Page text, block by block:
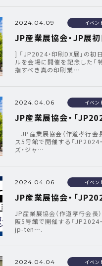
2024.04.09 イベン
JP産業展協会・JP展
] 「JP2024・印刷DX展」の
ルを会場に開催を記念した「
指すべき真の印刷業…
2024.04.06 イベン
JP産業展協会・「
JP産業展協会（作道孝行会
ス5号館で開催する「JP2024
ズ・ジャ…
2024.04.06 イベン
JP産業展協会・「
JP産業展協会（作道孝行会長
阪5号館で開催する「
jp-ten….
2024.04.04 イベン